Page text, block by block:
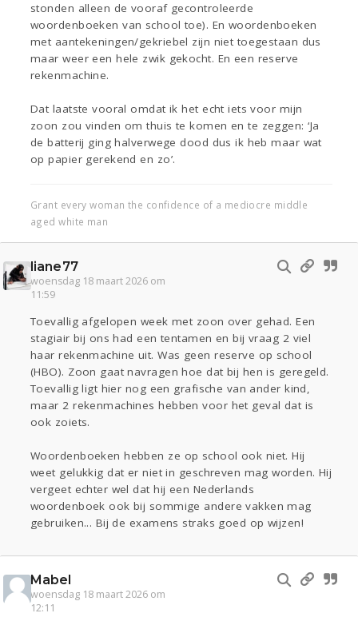
stonden alleen de vooraf gecontroleerde
woordenboeken van school toe). En woordenboeken
met aantekeningen/gekriebel zijn niet toegestaan dus
maar weer een hele zwik gekocht. En een reserve
rekenmachine.
Dat laatste vooral omdat ik het echt iets voor mijn
zoon zou vinden om thuis te komen en te zeggen: ‘Ja
de batterij ging halverwege dood dus ik heb maar wat
op papier gerekend en zo’.
Grant every woman the confidence of a mediocre middle
aged white man
liane77
woensdag 18 maart 2026 om
11:59
Toevallig afgelopen week met zoon over gehad. Een
stagiair bij ons had een tentamen en bij vraag 2 viel
haar rekenmachine uit. Was geen reserve op school
(HBO). Zoon gaat navragen hoe dat bij hen is geregeld.
Toevallig ligt hier nog een grafische van ander kind,
maar 2 rekenmachines hebben voor het geval dat is
ook zoiets.
Woordenboeken hebben ze op school ook niet. Hij
weet gelukkig dat er niet in geschreven mag worden. Hij
vergeet echter wel dat hij een Nederlands
woordenboek ook bij sommige andere vakken mag
gebruiken... Bij de examens straks goed op wijzen!
Mabel
woensdag 18 maart 2026 om
12:11